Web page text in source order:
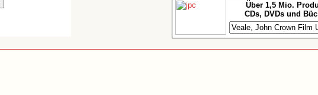
Über 1,5 Mio.
CDs, DVDs und